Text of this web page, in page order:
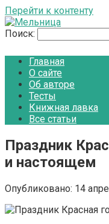
Перейти к контенту
Поиск:
Главная
О сайте
Об авторе
Тесты
Книжная лавка
Все статьи
Праздник
и настоящем
Опубликовано: 14